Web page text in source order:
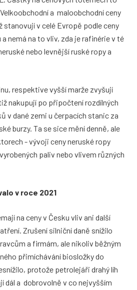
a maloobchodní ceny
stanovují v celé Evropě podle ceny
nemá na to vliv, zda je rafinérie v té
nebo levnější ruské ropy a
respektive vyšší marže zvyšují
nakupují po připočtení rozdílných
v dané zemi u čerpacích stanic za
burzy. Ta se sice mění denně, ale
- vývoji ceny neruské ropy
paliv nebo vlivem různých
v roce 2021
na ceny v Česku vliv ani další
Zrušení silniční daně snížilo
a firmám, ale nikoliv běžným
přimíchávání biosložky do
protože petrolejáři drahý líh
dál a dobrovolně v co nejvyšším